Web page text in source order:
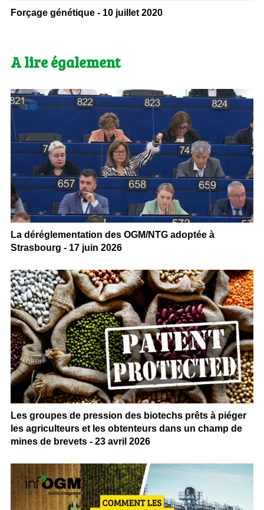
Forçage génétique - 10 juillet 2020
A lire également
La déréglementation des OGM/NTG adoptée à
Strasbourg - 17 juin 2026
Les groupes de pression des biotechs prêts à piéger
les agriculteurs et les obtenteurs dans un champ de
mines de brevets - 23 avril 2026